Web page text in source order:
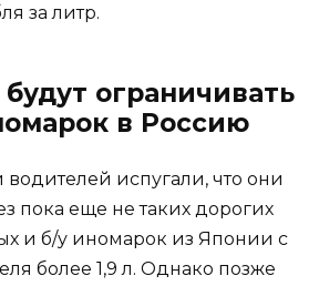
за литр.
ограничивать
в Россию
испугали, что они
пока еще не таких дорогих
и б/у иномарок из Японии с
более 1,9 л. Однако позже